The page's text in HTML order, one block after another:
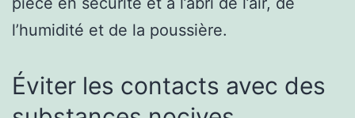
l’humidité et de la poussière.
Éviter les contacts avec des